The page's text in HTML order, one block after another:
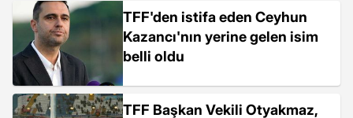
TFF'den istifa eden Ceyhun
Kazancı'nın yerine gelen isim
belli oldu
TFF Başkan Vekili Otyakmaz,